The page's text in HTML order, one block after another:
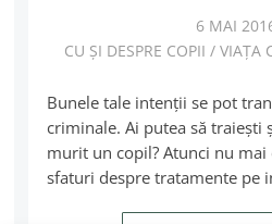
6 MAI
CU ȘI DESPRE COPII / VIAȚA
Bunele tale intenţii se pot
criminale. Ai putea să traieşti
murit un copil? Atunci nu mai
sfaturi despre tratamente pe